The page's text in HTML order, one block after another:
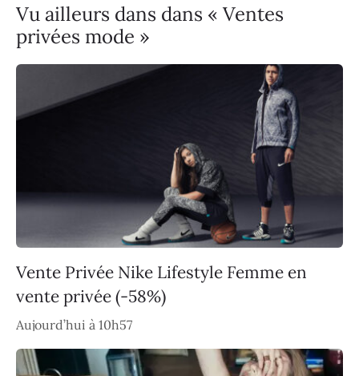
Vu ailleurs dans dans « Ventes
privées mode »
Vente Privée Nike Lifestyle Femme en
vente privée (-58%)
Aujourd’hui à 10h57